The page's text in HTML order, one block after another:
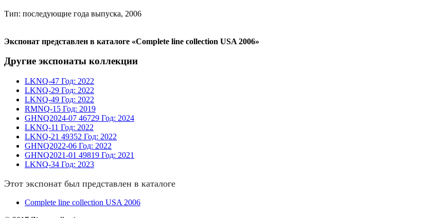
Тип: последующие года выпуска, 2006
Экспонат представлен в каталоге «Complete line collection USA 2006»
Другие экспонаты коллекции
LKNQ-47 Год: 2022
LKNQ-29 Год: 2022
LKNQ-49 Год: 2022
RMNQ-15 Год: 2019
GHNQ2024-07 46729 Год: 2024
LKNQ-11 Год: 2022
LKNQ-21 49352 Год: 2022
GHNQ2022-06 Год: 2022
GHNQ2021-01 49819 Год: 2021
LKNQ-34 Год: 2023
Этот экспонат был представлен в каталоге
Complete line collection USA 2006